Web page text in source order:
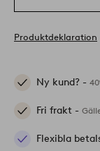
Produktdeklaration
Ny kund? -
Fri frakt -
Flexibla